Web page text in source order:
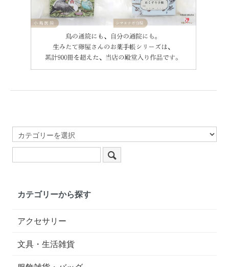
カテゴリーから探す
アクセサリー
文具・生活雑貨